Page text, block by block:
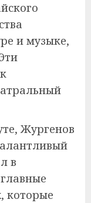
и музыке,
Жургенов
в
которые